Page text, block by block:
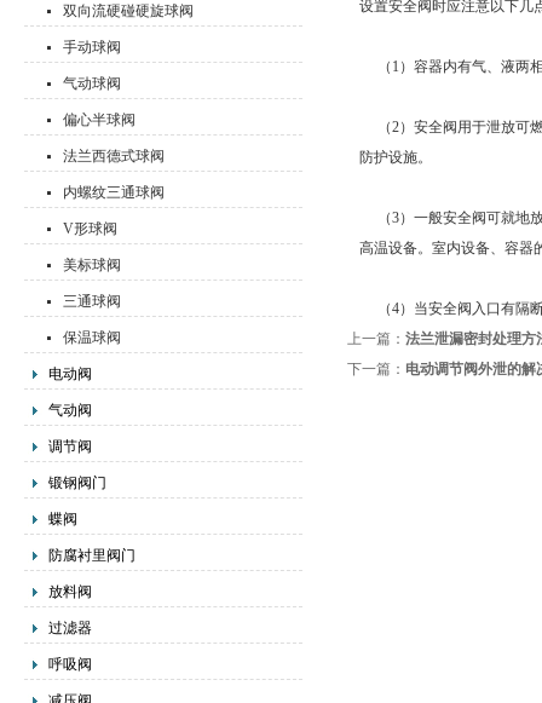
双向流硬碰硬旋球阀
手动球阀
气动球阀
偏心半球阀
法兰西德式球阀
内螺纹三通球阀
V形球阀
美标球阀
三通球阀
保温球阀
电动阀
气动阀
调节阀
锻钢阀门
蝶阀
防腐衬里阀门
放料阀
过滤器
呼吸阀
设置安全阀时应注意以下几
（1）容器内有气、液两
（2）安全阀用于泄放可
防护设施。
（3）一般安全阀可就地
高温设备。室内设备、容器
（4）当安全阀入口有隔
上一篇： 法兰泄漏密封处理方
下一篇： 电动调节阀外泄的解